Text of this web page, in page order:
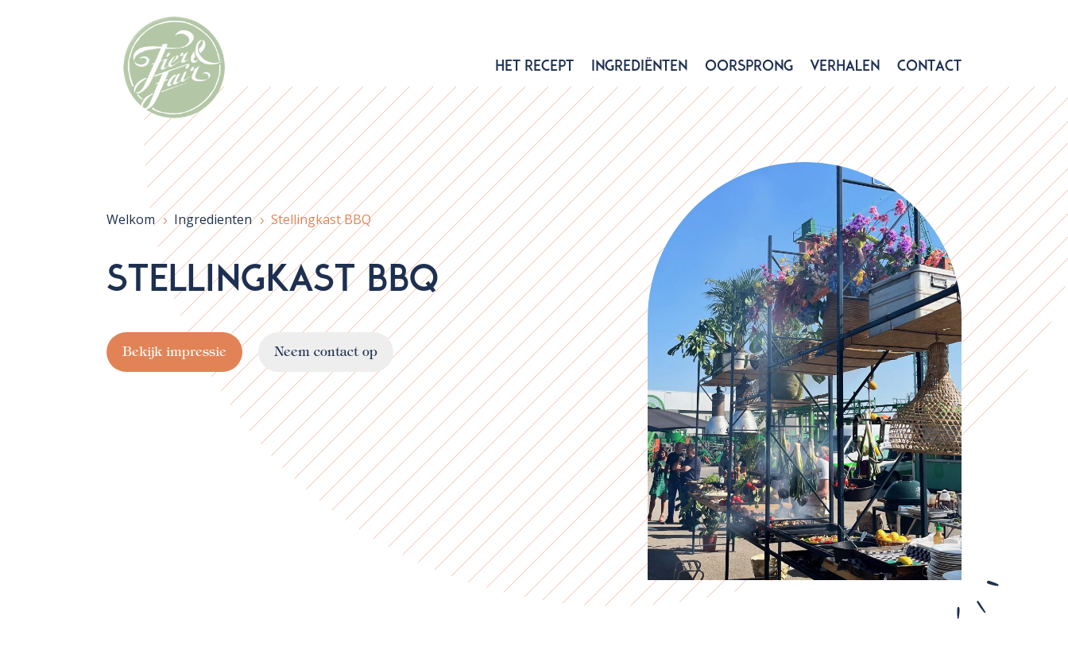
Het recept Ingrediënten Oorsprong Verhalen Contact
Welkom 5 Ingredienten 5 Stellingkast BBQ
Stellingkast BBQ
Bekijk impressie Neem contact op